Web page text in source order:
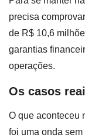
precisa
de R$ 10,6
garantias
operações.
Os casos
O que aconteceu
foi uma onda